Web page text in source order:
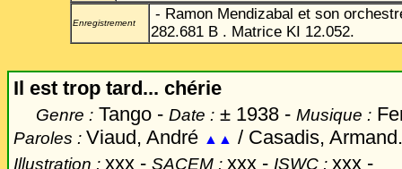
Enregistrement
- Ramon Mendizabal et son
282.681 B . Matrice KI 12.052.
Il est trop tard... chérie
Genre : Tango - Date : ± 1938 - Musique :
Paroles : Viaud, André ▲▲ / Casadis, Armand
Illustration : xxx - SACEM : xxx - ISWC : xxx -